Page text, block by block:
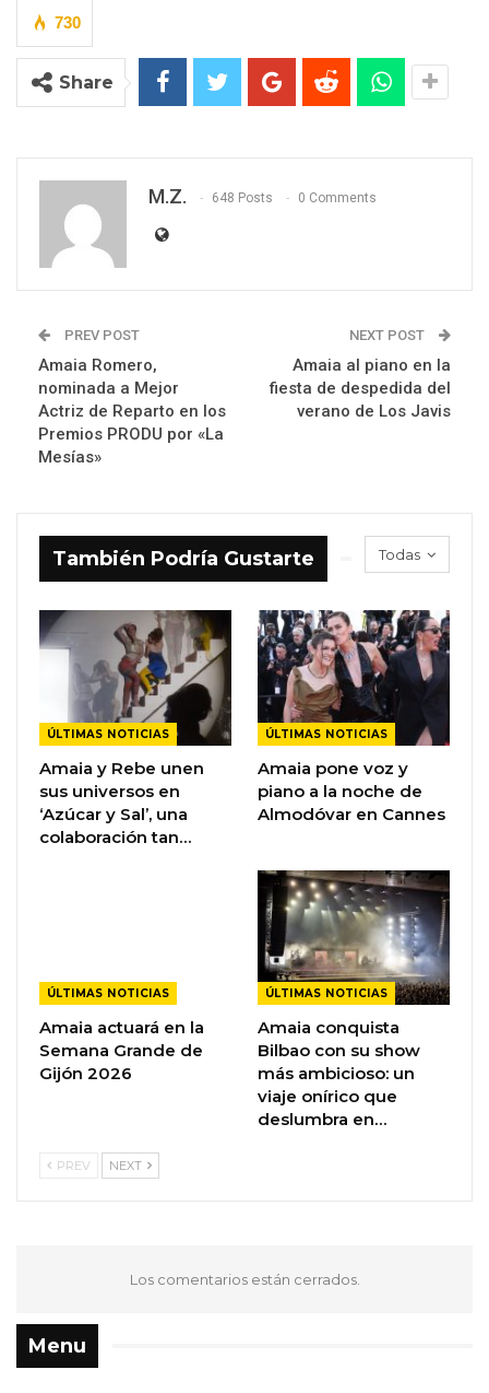
730
Share
M.Z. 648 Posts 0 Comments
PREV POST
Amaia Romero,
nominada a Mejor
Actriz de Reparto en los
Premios PRODU por «La
Mesías»
NEXT POST
Amaia al piano en la
fiesta de despedida del
verano de Los Javis
Todas
También Podría Gustarte
ÚLTIMAS NOTICIAS
Amaia y Rebe unen
sus universos en
‘Azúcar y Sal’, una
colaboración tan…
ÚLTIMAS NOTICIAS
Amaia pone voz y
piano a la noche de
Almodóvar en Cannes
ÚLTIMAS NOTICIAS
Amaia actuará en la
Semana Grande de
Gijón 2026
ÚLTIMAS NOTICIAS
Amaia conquista
Bilbao con su show
más ambicioso: un
viaje onírico que
deslumbra en…
PREV NEXT
Los comentarios están cerrados.
Menu